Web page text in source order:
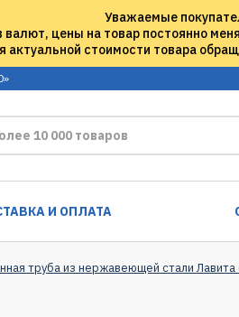
Уважаемые
валют, цены на товар постоянно
актуальной стоимости товара
И ОПЛАТА
труба из нержавеющей стали Лавита